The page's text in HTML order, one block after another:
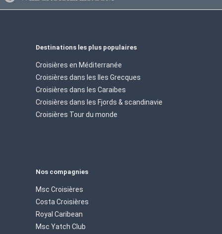
Destinations les plus populaires
Croisières en Méditerranée
Croisières dans les Iles Grecques
Croisières dans les Caraibes
Croisières dans les Fjords & scandinavie
Croisières Tour du monde
Nos compagnies
Msc Croisières
Costa Croisières
Royal Caribean
Msc Yatch Club